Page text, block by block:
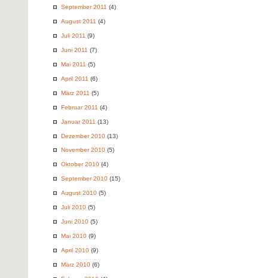
September 2011 (4)
August 2011 (4)
Juli 2011 (9)
Juni 2011 (7)
Mai 2011 (5)
April 2011 (6)
März 2011 (5)
Februar 2011 (4)
Januar 2011 (13)
Dezember 2010 (13)
November 2010 (5)
Oktober 2010 (4)
September 2010 (15)
August 2010 (5)
Juli 2010 (5)
Juni 2010 (5)
Mai 2010 (9)
April 2010 (9)
März 2010 (6)